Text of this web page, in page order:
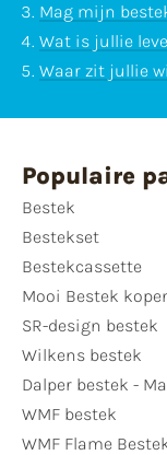
Mag mijn
Wat is jullie
Waar zit jullie
Populaire
Bestek
Bestekset
Bestekcassette
Mooi Bestek
SR-design bestek
Wilkens bestek
Dalper bestek -
WMF bestek
WMF Flame